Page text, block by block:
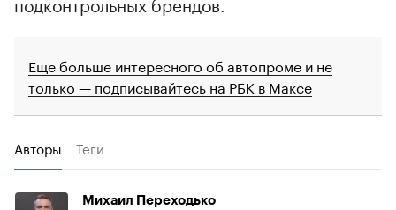
Еще больше интересного об автопроме и не
только — подписывайтесь на РБК в Максе
Авторы Теги
Михаил Переходько